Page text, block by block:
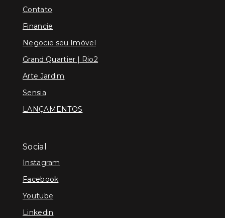
Contato
Financie
Negocie seu Imóvel
Grand Quartier | Rio2
Arte Jardim
Sensia
LANÇAMENTOS
Social
Instagram
Facebook
Youtube
Linkedin